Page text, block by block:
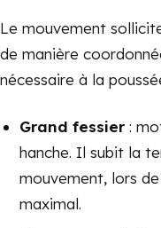
Le mouvement
de manière
nécessaire à la
Grand fessier :
hanche. Il subit la
mouvement, lors
maximal.